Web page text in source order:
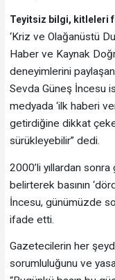
Teyitsiz bilgi, kitleleri
‘Kriz ve Olağanüstü
Haber ve Kaynak
deneyimlerini
Sevda Güneş İncesu
medyada ‘ilk haberi
getirdiğine dikkat
sürükleyebilir” dedi.
2000’li yıllardan
belirterek basının
İncesu, günümüzde
ifade etti.
Gazetecilerin her
sorumluluğunu ve